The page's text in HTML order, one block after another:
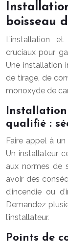
boisseau
L’installation
cruciaux pour
Une installation
de tirage, de
monoxyde de
qualifié :
Faire appel à
Un installateur
aux normes de
avoir des
d’incendie ou
Demandez
l’installateur.
Points de